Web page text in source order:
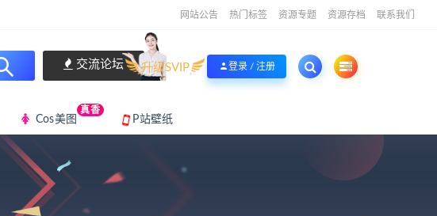
网站公告 热门标签 资源专题 资源存档 联系我们
交流论坛 升级SVIP 登录 / 注册
Cos美图
真香
P站壁纸